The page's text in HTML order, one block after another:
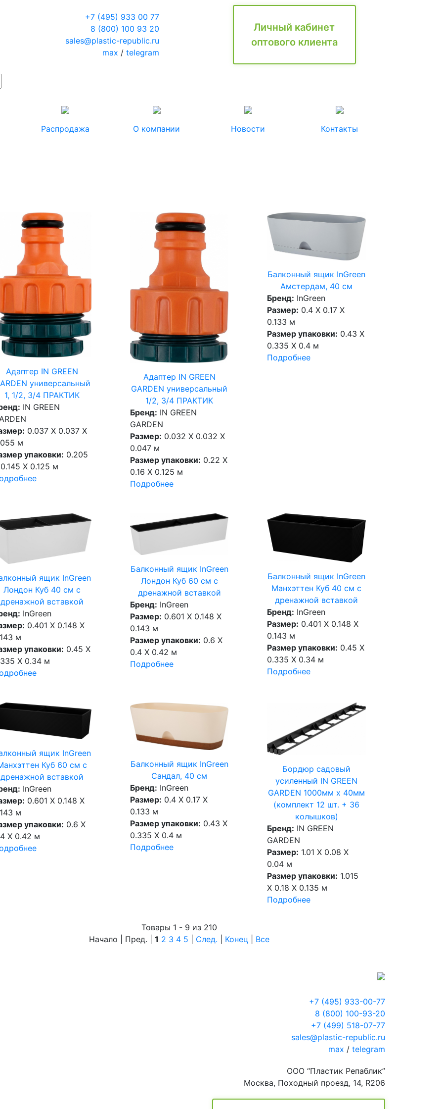
+7 (495) 933 00 77
8 (800) 100 93 20
sales@plastic-republic.ru
max / telegram
Личный кабинет
оптового клиента
Распродажа О компании Новости Контакты
Адаптер IN GREEN
универсальный
1, 1/2, 3/4 ПРАКТИК
IN GREEN
0.037 X 0.037 X
м
упаковки: 0.205
X 0.125 м
Адаптер IN GREEN
GARDEN универсальный
1/2, 3/4 ПРАКТИК
Бренд: IN GREEN
GARDEN
Размер: 0.032 X 0.032 X
0.047 м
Размер упаковки: 0.22 X
0.16 X 0.125 м
Подробнее
Балконный ящик InGreen
Амстердам, 40 см
Бренд: InGreen
Размер: 0.4 X 0.17 X
0.133 м
Размер упаковки: 0.43 X
0.335 X 0.4 м
Подробнее
ящик InGreen
Лондон Куб 40 см c
дренажной вставкой
InGreen
0.401 X 0.148 X
м
упаковки: 0.45 X
X 0.34 м
Балконный ящик InGreen
Лондон Куб 60 см c
дренажной вставкой
Бренд: InGreen
Размер: 0.601 X 0.148 X
0.143 м
Размер упаковки: 0.6 X
0.4 X 0.42 м
Подробнее
Балконный ящик InGreen
Манхэттен Куб 40 см c
дренажной вставкой
Бренд: InGreen
Размер: 0.401 X 0.148 X
0.143 м
Размер упаковки: 0.45 X
0.335 X 0.34 м
Подробнее
ящик InGreen
Куб 60 см c
дренажной вставкой
InGreen
0.601 X 0.148 X
м
упаковки: 0.6 X
X 0.42 м
Балконный ящик InGreen
Сандал, 40 см
Бренд: InGreen
Размер: 0.4 X 0.17 X
0.133 м
Размер упаковки: 0.43 X
0.335 X 0.4 м
Подробнее
Бордюр садовый
усиленный IN GREEN
GARDEN 1000мм х 40мм
(комплект 12 шт. + 36
колышков)
Бренд: IN GREEN
GARDEN
Размер: 1.01 X 0.08 X
0.04 м
Размер упаковки: 1.015
X 0.18 X 0.135 м
Подробнее
Товары 1 - 9 из 210
Начало | Пред. |1 2 3 4 5 След. Конец Все
+7 (495) 933-00-77
8 (800) 100-93-20
+7 (499) 518-07-77
sales@plastic-republic.ru
max / telegram
ООО “Пластик Репаблик”
Москва, Походный проезд, 14, R206